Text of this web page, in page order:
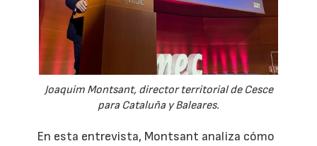
Joaquim Montsant, director territorial de Cesce
para Cataluña y Baleares.
En esta entrevista, Montsant analiza cómo